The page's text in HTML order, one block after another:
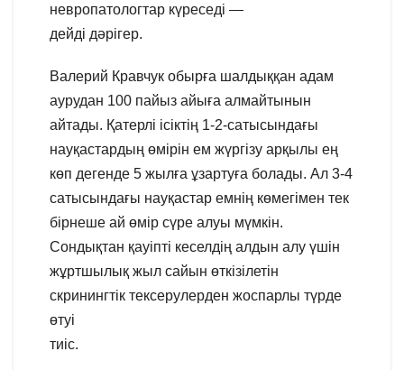
невропатологтар күреседі —
дейді дәрігер.
Валерий Кравчук обырға шалдыққан адам
аурудан 100 пайыз айыға алмайтынын
айтады. Қатерлі ісіктің 1-2-сатысындағы
науқастардың өмірін ем жүргізу арқылы ең
көп дегенде 5 жылға ұзартуға болады. Ал 3-4
сатысындағы науқастар емнің көмегімен тек
бірнеше ай өмір сүре алуы мүмкін.
Сондықтан қауіпті кеселдің алдын алу үшін
жұртшылық жыл сайын өткізілетін
скринингтік тексерулерден жоспарлы түрде
өтуі
тиіс.